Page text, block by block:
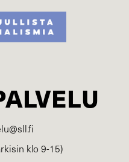
klo 9-15)